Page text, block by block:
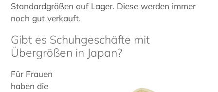
Standardgrößen auf Lager. Diese werden immer
noch gut verkauft.
Gibt es Schuhgeschäfte mit
Übergrößen in Japan?
Für Frauen
haben die